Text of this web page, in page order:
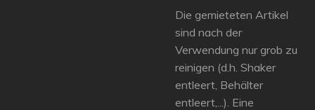
Die gemieteten Artikel
sind nach der
Verwendung nur grob zu
reinigen (d.h. Shaker
entleert, Behälter
entleert,...). Eine